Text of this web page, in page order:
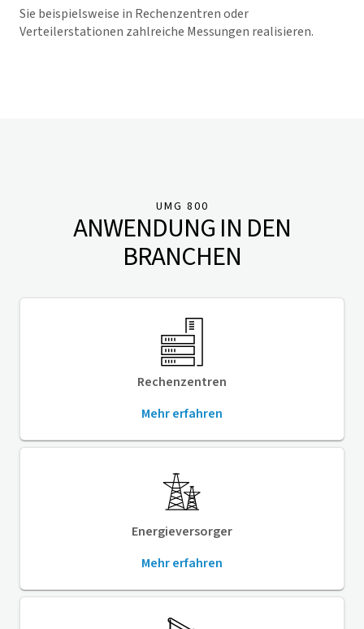
Sie beispielsweise in Rechenzentren oder
Verteilerstationen zahlreiche Messungen realisieren.
UMG 800
ANWENDUNG IN DEN
BRANCHEN
Rechenzentren
Mehr erfahren
Energieversorger
Mehr erfahren